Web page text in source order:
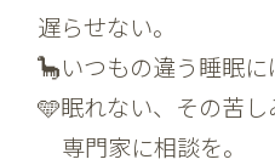
遅らせない。
🦕いつもの違う睡眠に
🩵眠れない、その苦し
専門家に相談を。